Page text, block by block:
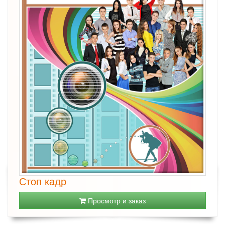
Стоп кадр
Просмотр и заказ